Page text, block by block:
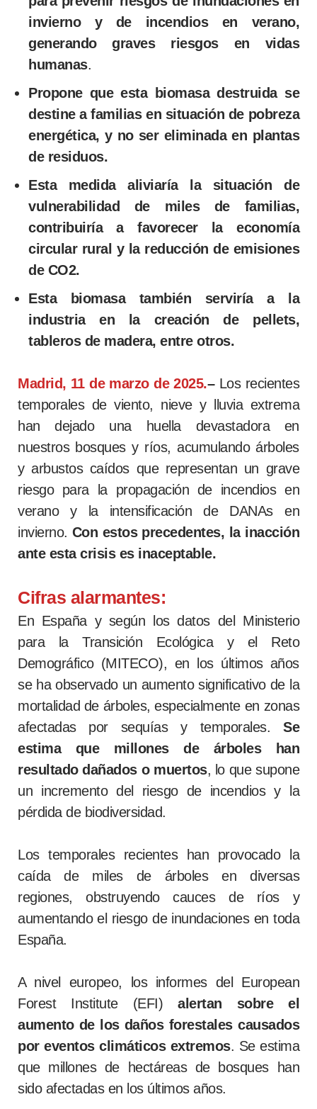
invierno y de incendios en verano,
generando graves riesgos en vidas
humanas.
Propone que esta biomasa destruida se
destine a familias en situación de pobreza
energética, y no ser eliminada en plantas
de residuos.
Esta medida aliviaría la situación de
vulnerabilidad de miles de familias,
contribuiría a favorecer la economía
circular rural y la reducción de emisiones
de CO2.
Esta biomasa también serviría a la
industria en la creación de pellets,
tableros de madera, entre otros.
Madrid, 11 de marzo de 2025.–Los recientes
temporales de viento, nieve y lluvia extrema
han dejado una huella devastadora en
nuestros bosques y ríos, acumulando árboles
y arbustos caídos que representan un grave
riesgo para la propagación de incendios en
verano y la intensificación de DANAs en
invierno. Con estos precedentes, la inacción
ante esta crisis es inaceptable.
Cifras alarmantes:
En España y según los datos del Ministerio
para la Transición Ecológica y el Reto
Demográfico (MITECO), en los últimos años
se ha observado un aumento significativo de la
mortalidad de árboles, especialmente en zonas
afectadas por sequías y temporales. Se
estima que millones de árboles han
resultado dañados o muertos, lo que supone
un incremento del riesgo de incendios y la
pérdida de biodiversidad.
Los temporales recientes han provocado la
caída de miles de árboles en diversas
regiones, obstruyendo cauces de ríos y
aumentando el riesgo de inundaciones en toda
España.
A nivel europeo, los informes del European
Forest Institute (EFI) alertan sobre el
aumento de los daños forestales causados
por eventos climáticos extremos. Se estima
que millones de hectáreas de bosques han
sido afectadas en los últimos años.